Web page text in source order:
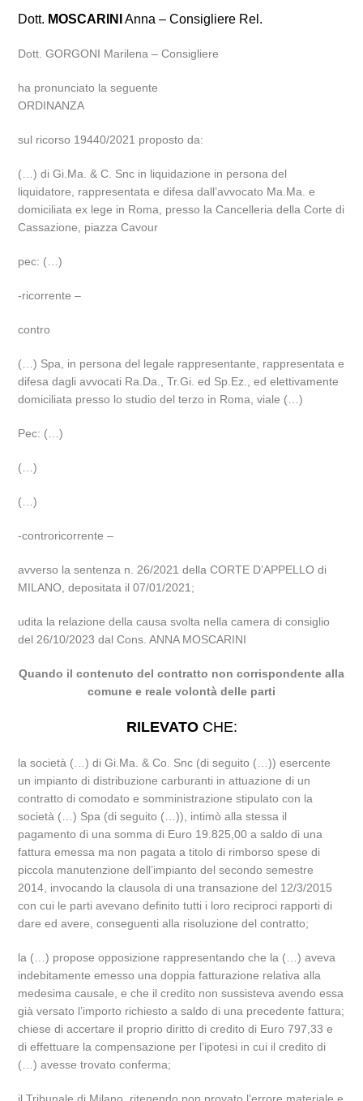
Dott. MOSCARINI Anna – Consigliere Rel.
Dott. GORGONI Marilena – Consigliere
ha pronunciato la seguente
ORDINANZA
sul ricorso 19440/2021 proposto da:
(…) di Gi.Ma. & C. Snc in liquidazione in persona del
liquidatore, rappresentata e difesa dall’avvocato Ma.Ma. e
domiciliata ex lege in Roma, presso la Cancelleria della Corte di
Cassazione, piazza Cavour
pec: (…)
-ricorrente –
contro
(…) Spa, in persona del legale rappresentante, rappresentata e
difesa dagli avvocati Ra.Da., Tr.Gi. ed Sp.Ez., ed elettivamente
domiciliata presso lo studio del terzo in Roma, viale (…)
Pec: (…)
(…)
(…)
-controricorrente –
avverso la sentenza n. 26/2021 della CORTE D’APPELLO di
MILANO, depositata il 07/01/2021;
udita la relazione della causa svolta nella camera di consiglio
del 26/10/2023 dal Cons. ANNA MOSCARINI
Quando il contenuto del contratto non corrispondente alla
comune e reale volontà delle parti
RILEVATOCHE:
la società (…) di Gi.Ma. & Co. Snc (di seguito (…)) esercente
un impianto di distribuzione carburanti in attuazione di un
contratto di comodato e somministrazione stipulato con la
società (…) Spa (di seguito (…)), intimò alla stessa il
pagamento di una somma di Euro 19.825,00 a saldo di una
fattura emessa ma non pagata a titolo di rimborso spese di
piccola manutenzione dell’impianto del secondo semestre
2014, invocando la clausola di una transazione del 12/3/2015
con cui le parti avevano definito tutti i loro reciproci rapporti di
dare ed avere, conseguenti alla risoluzione del contratto;
la (…) propose opposizione rappresentando che la (…) aveva
indebitamente emesso una doppia fatturazione relativa alla
medesima causale, e che il credito non sussisteva avendo essa
già versato l’importo richiesto a saldo di una precedente fattura;
chiese di accertare il proprio diritto di credito di Euro 797,33 e
di effettuare la compensazione per l’ipotesi in cui il credito di
(…) avesse trovato conferma;